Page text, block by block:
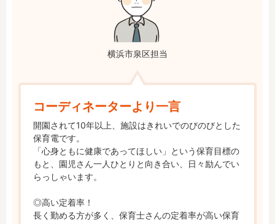
横浜市泉区担当
コーディネーターより一言
開園されて10年以上、施設はきれいでのびのびとした
保育電です。
「心身ともに健康であってほしい」という保育目標の
もと、園児さん一人ひとりと向き合い、日々励んでい
らっしゃいます。
◎高い定着率！
長く勤める方が多く、保育士さんの定着率が高い保育